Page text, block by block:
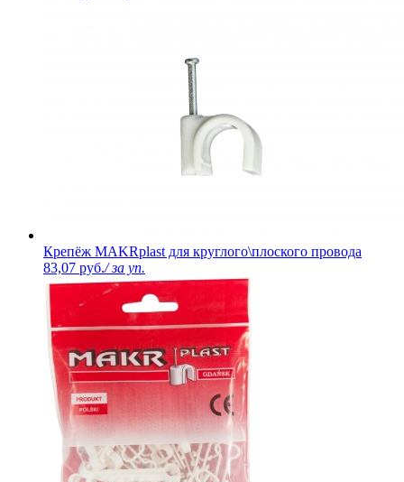
Крепёж MAKRplast для круглого\плоского провода
83,07 руб./ за уп.